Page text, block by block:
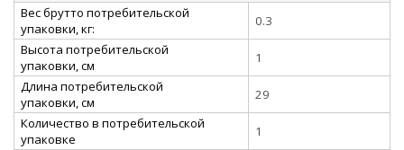
Вес брутто потребительской
упаковки, кг:
0.3
Высота потребительской
упаковки, см
1
Длина потребительской
упаковки, см
29
Количество в потребительской
упаковке
1